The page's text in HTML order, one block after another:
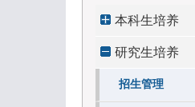
本科生培养
研究生培养
招生管理